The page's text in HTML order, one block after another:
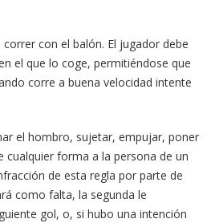
con el balón. El jugador debe
el que lo coge, permitiéndose que
corre a buena velocidad intente
el hombro, sujetar, empujar, poner
cualquier forma a la persona de un
de esta regla por parte de
como falta, la segunda le
gol, o, si hubo una intención